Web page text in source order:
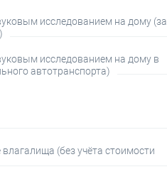
исследованием на дому (за
исследованием на дому в
автотранспорта)
(без учёта стоимости